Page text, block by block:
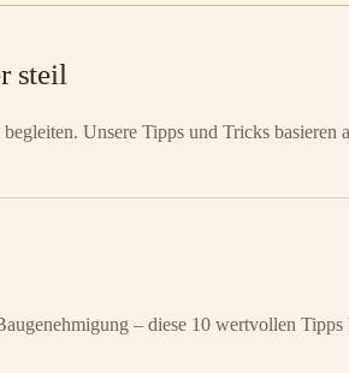
steil
Unsere Tipps und Tricks basieren
– diese 10 wertvollen